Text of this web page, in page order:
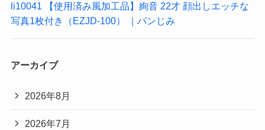
li10041 【使用済み風加工品】絢音 22才 顔出しエッチな
写真1枚付き（EZJD-100） ｜パンじみ
アーカイブ
2026年8月
2026年7月